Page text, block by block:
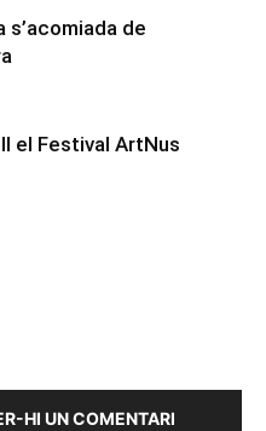
s’acomiada de
el Festival ArtNus
HI UN COMENTARI